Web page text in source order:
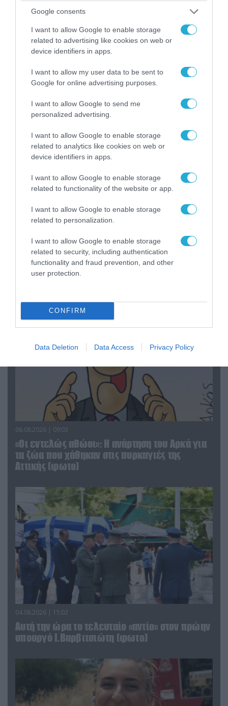
Google consents
I want to allow Google to enable storage
related to advertising like cookies on web or
device identifiers in apps.
I want to allow my user data to be sent to
Google for online advertising purposes.
I want to allow Google to send me
personalized advertising.
I want to allow Google to enable storage
related to analytics like cookies on web or
device identifiers in apps.
I want to allow Google to enable storage
related to functionality of the website or app.
I want to allow Google to enable storage
related to personalization.
I want to allow Google to enable storage
related to security, including authentication
functionality and fraud prevention, and other
user protection.
CONFIRM
Data Deletion Data Access Privacy Policy
06.08.2026 | 14:02
«Επιχείρηση ελεύθερα πεζοδρόμια» στην
Αθήνα: Απομακρύνθηκαν παράνομα
αντικείμενα από κοινόχρηστους χώρους
ΠΟΛΙΤΙΚΗ
«Επιχείρηση ελεύθερα πεζοδρόμια» στην
Αθήνα: Απομακρύνθηκαν παράνομα
06.08.2026 | 09:03
«Οι εντελώς αθώοι»: Η ανάρτηση του Αρκά για
τα ζώα που χάθηκαν στις πυρκαγιές της
Αττικής (φωτο)
04.08.2026 | 15:02
Αυτή την ώρα το τελευταίο «αντίο» στον πρώην
υπουργό Ι.Βαρβιτσιώτη (φωτο)